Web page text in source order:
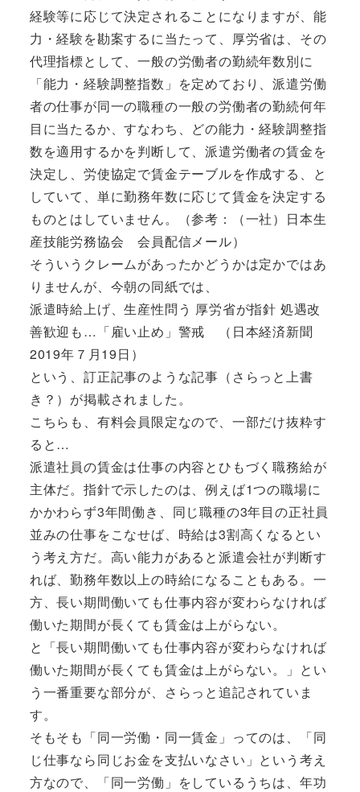
経験等に応じて決定されることになりますが、能
力・経験を勘案するに当たって、厚労省は、その
代理指標として、一般の労働者の勤続年数別に
「能力・経験調整指数」を定めており、派遣労働
者の仕事が同一の職種の一般の労働者の勤続何年
目に当たるか、すなわち、どの能力・経験調整指
数を適用するかを判断して、派遣労働者の賃金を
決定し、労使協定で賃金テーブルを作成する、と
していて、単に勤務年数に応じて賃金を決定する
ものとはしていません。（参考：（一社）日本生
産技能労務協会 会員配信メール）
そういうクレームがあったかどうかは定かではあ
りませんが、今朝の同紙では、
派遣時給上げ、生産性問う 厚労省が指針 処遇改
善歓迎も…「雇い止め」警戒 （日本経済新聞
2019年７月19日）
という、訂正記事のような記事（さらっと上書
き？）が掲載されました。
こちらも、有料会員限定なので、一部だけ抜粋す
ると…
派遣社員の賃金は仕事の内容とひもづく職務給が
主体だ。指針で示したのは、例えば1つの職場に
かかわらず3年間働き、同じ職種の3年目の正社員
並みの仕事をこなせば、時給は3割高くなるとい
う考え方だ。高い能力があると派遣会社が判断す
れば、勤務年数以上の時給になることもある。一
方、長い期間働いても仕事内容が変わらなければ
働いた期間が長くても賃金は上がらない。
と「長い期間働いても仕事内容が変わらなければ
働いた期間が長くても賃金は上がらない。」とい
う一番重要な部分が、さらっと追記されていま
す。
そもそも「同一労働・同一賃金」ってのは、「同
じ仕事なら同じお金を支払いなさい」という考え
方なので、「同一労働」をしているうちは、年功